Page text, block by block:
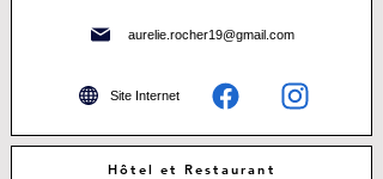
aurelie.rocher19@gmail.com
Site Internet
Hôtel et Restaurant